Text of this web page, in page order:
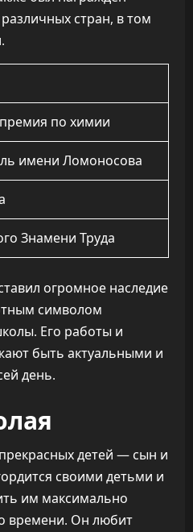
стран, в том
по химии
имени Ломоносова
Знамени Труда
огромное наследие
символом
Его работы и
быть актуальными и
день.
детей — сын и
своими детьми и
им максимально
времени. Он любит